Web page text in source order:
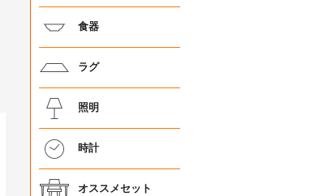
食器
ラグ
照明
時計
オススメセット